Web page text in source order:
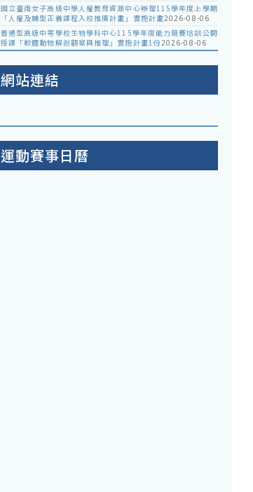
國立臺南女子高級中學人權教育資源中心辦理115學年度上學期
「人權及轉型正義課程入校推廣計畫」實施計畫2026-08-06
普通型高級中等學校生物學科中心115學年度能力競賽培訓公開
授課「軟體動物解剖觀察與推理」實施計畫1份2026-08-06
網站連結
運動賽事日曆